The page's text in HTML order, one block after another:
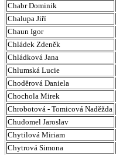
Chabr Dominik
Chalupa Jiří
Chaun Igor
Chládek Zdeněk
Chládková Jana
Chlumská Lucie
Choděrová Daniela
Chochola Mirek
Chrobotová - Tomicová Naděžda
Chudomel Jaroslav
Chytilová Miriam
Chytrová Simona